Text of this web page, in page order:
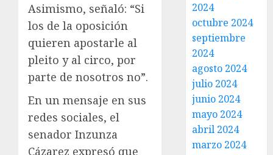
Asimismo, señaló: “Si
los de la oposición
quieren apostarle al
pleito y al circo, por
parte de nosotros no”.
En un mensaje en sus
redes sociales, el
senador Inzunza
Cázarez expresó que
2024
octubre 2024
septiembre
2024
agosto 2024
julio 2024
junio 2024
mayo 2024
abril 2024
marzo 2024